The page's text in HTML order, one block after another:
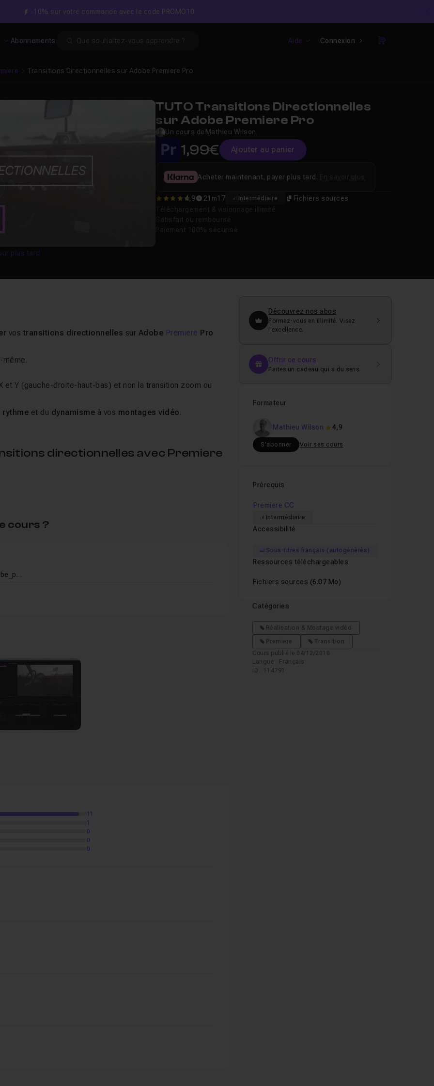
-10% sur votre commande avec le code PROMO10
Abonnements Aide Connexion
Panier
Transitions Directionnelles sur Adobe Premiere Pro
plus tard
TUTO Transitions Directionnelles
sur Adobe Premiere Pro
Un cours de Mathieu Wilson
1,99€ Ajouter au panier
4.9166666666667
4,9 21m17 Intermédiaire Fichiers sources
Acheter maintenant, payer plus tard.
vos transitions directionnelles sur Adobe Premiere Pro
même.
et Y (gauche-droite-haut-bas) et non la transition zoom ou
rythme et du dynamisme à vos montages vidéo.
directionnelles avec Premiere
les directions de l'effet.
pixels avec une cadence de 25 images par
cours ?
Transition_directionnelle_tuto_adobe_premiere_cc.mp4
11
1
0
0
0
Découvrez nos abos
Formez-vous en illimité. Visez
l’excellence.
Offrir ce cours
Faites un cadeau qui a du sens.
Formateur
Mathieu Wilson 4,9
S'abonner Voir ses cours
Prérequis
Premiere CC
Intermédiaire
Accessibilité
Sous-titres français (autogénérés)
Ressources téléchargeables
Fichiers sources (6.07 Mo)
Catégories
Réalisation & Montage vidéo
Premiere
Transition
Cours publié le 04/12/2018
Langue : Français
ID : 114791